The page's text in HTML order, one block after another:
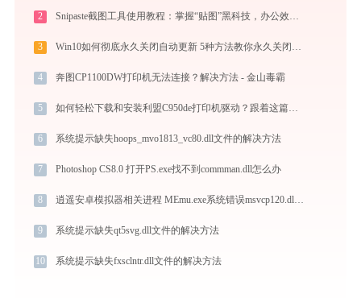
2 Snipaste截图工具使用教程：掌握“贴图”黑科技，办公效率翻倍
3 Win10如何彻底永久关闭自动更新 5种方法教你永久关闭win10自动更新
4 奔图CP1100DW打印机无法连接？解决方法 - 金山毒霸
5 如何轻松下载和安装利盟C950de打印机驱动？跟着这篇指南走
6 系统提示缺失hoops_mvo1813_vc80.dll文件的解决方法
7 Photoshop CS8.0 打开PS.exe找不到commman.dll怎么办
8 逍遥安卓模拟器相关进程 MEmu.exe系统错误msvcp120.dll丢失如何解决
9 系统提示缺失qt5svg.dll文件的解决方法
10 系统提示缺失fxsclntr.dll文件的解决方法